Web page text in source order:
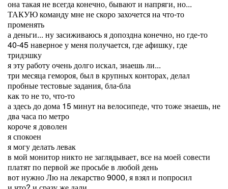
она такая не всегда конечно, бывают и напряги, но...
ТАКУЮ команду мне не скоро захочется на что-то
променять
а деньги... ну засиживаюсь я допоздна конечно, но где-то
40-45 наверное у меня получается, где афишку, где
тридэшку
я эту работу очень долго искал, знаешь ли...
три месяца гемороя, был в крупных конторах, делал
пробные тестовые задания, бла-бла
как то не то, что-то
а здесь до дома 15 минут на велосипеде, что тоже знаешь, не
два часа по метро
короче я доволен
я спокоен
я могу делать левак
в мой монитор никто не заглядывает, все на моей совести
платят по первой же просьбе в любой день
вот нужно Лю на лекарство 9000, я взял и попросил